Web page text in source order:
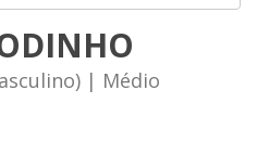
| Médio